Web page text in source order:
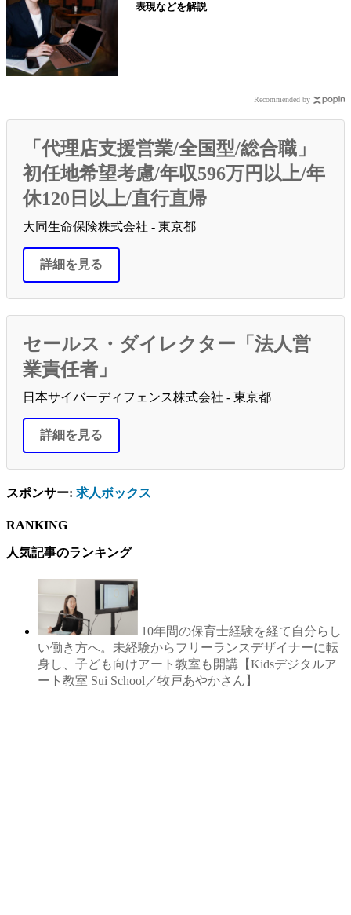
表現などを解説
Recommended by
「代理店支援営業/全国型/総合職」
初任地希望考慮/年収596万円以上/年
休120日以上/直行直帰
大同生命保険株式会社 - 東京都
詳細を見る
セールス・ダイレクター「法人営
業責任者」
日本サイバーディフェンス株式会社 - 東京都
詳細を見る
スポンサー: 求人ボックス
RANKING
人気記事のランキング
10年間の保育士経験を経て自分らし
い働き方へ。未経験からフリーランスデザイナーに転
身し、子ども向けアート教室も開講【Kidsデジタルア
ート教室 Sui School／牧戸あやかさん】